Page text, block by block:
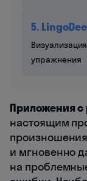
5.
упражнения
Приложения с
настоящим
и мгновенно
на